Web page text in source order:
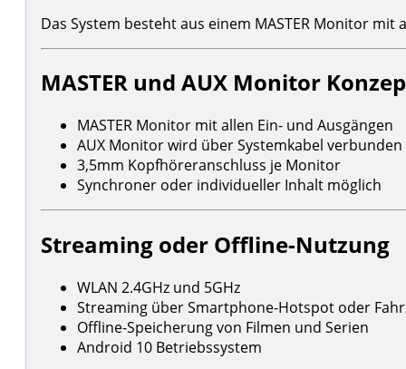
Das System besteht aus einem MASTER Monitor
MASTER und AUX Monitor
MASTER Monitor mit allen Ein- und Ausgängen
AUX Monitor wird über Systemkabel verbunden
3,5mm Kopfhöreranschluss je Monitor
Synchroner oder individueller Inhalt möglich
Streaming oder Offline-Nutzung
WLAN 2.4GHz und 5GHz
Streaming über Smartphone-Hotspot oder
Offline-Speicherung von Filmen und Serien
Android 10 Betriebssystem